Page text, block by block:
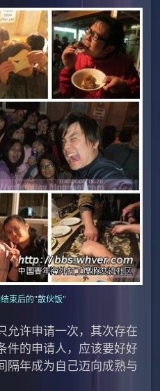
束后的"散伙饭"
许申请一次，其次存在
件的申请人，应该要好好
隔年成为自己迈向成熟与